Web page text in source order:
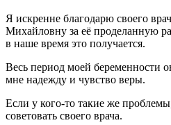
Я искренне благодарю своего
Михайловну за её проделанную
в наше время это получается.
Весь период моей беременности
мне надежду и чувство веры.
Если у кого-то такие же
советовать своего врача.